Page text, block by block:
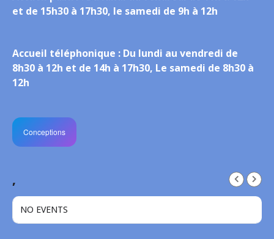
et de 15h30 à 17h30, le samedi de 9h à 12h
Accueil téléphonique : Du lundi au vendredi de
8h30 à 12h et de 14h à 17h30, Le samedi de 8h30 à
12h
Conceptions
,
NO EVENTS